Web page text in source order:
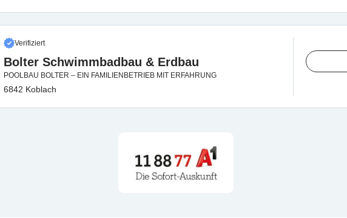
Verifiziert
Bolter Schwimmbadbau & Erdbau
POOLBAU BOLTER – EIN FAMILIENBETRIEB MIT ERFAHRUNG
6842 Koblach